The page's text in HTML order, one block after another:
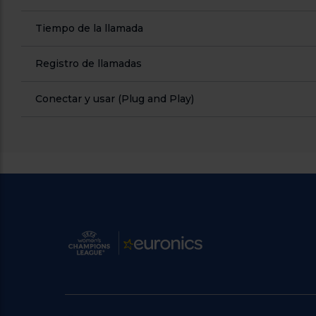
Tiempo de la llamada
Registro de llamadas
Conectar y usar (Plug and Play)